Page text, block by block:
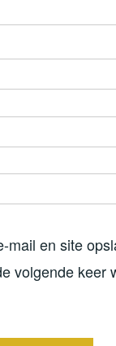
mail en site
volgende keer